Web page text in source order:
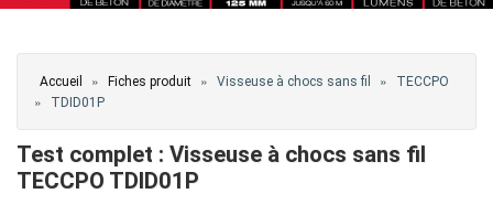
Vous êtes ici
Accueil » Fiches produit » Visseuse à chocs sans fil » TECCPO
» TDID01P
Test complet : Visseuse à chocs sans fil
TECCPO TDID01P